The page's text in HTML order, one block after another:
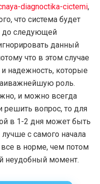
diagnoctika-cictemi,
что система будет
до следующей
данный
что в этом случае
и надежность, которые
роль.
и можно всегда
решить вопрос, то для
в 1-2 дня может быть
с самого начала
все в норме, чем потом
неудобный момент.